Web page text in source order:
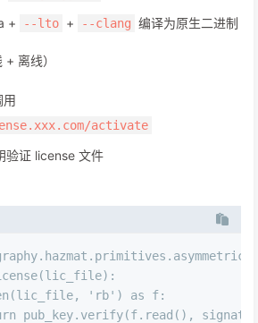
+
--lto + --clang 编译为原生二进制
离线）
用
activate
验证 license 文件
(lic_file):
(lic_file, 'rb' ) as f:
pub_key.verify(f.read(),